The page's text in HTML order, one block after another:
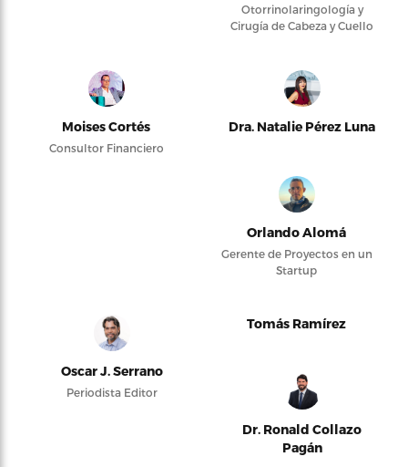
Otorrinolaringología y
Cirugía de Cabeza y Cuello
Moises Cortés
Consultor Financiero
Dra. Natalie Pérez Luna
Orlando Alomá
Gerente de Proyectos en un
Startup
Oscar J. Serrano
Periodista Editor
Tomás Ramírez
Dr. Ronald Collazo
Pagán